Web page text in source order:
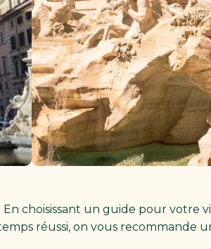
choisissant un guide pour votre
réussi, on vous recommande